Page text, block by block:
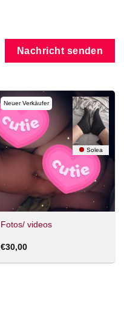
Nachricht senden
Neuer Verkäufer
Solea
Fotos/ videos
€30,00